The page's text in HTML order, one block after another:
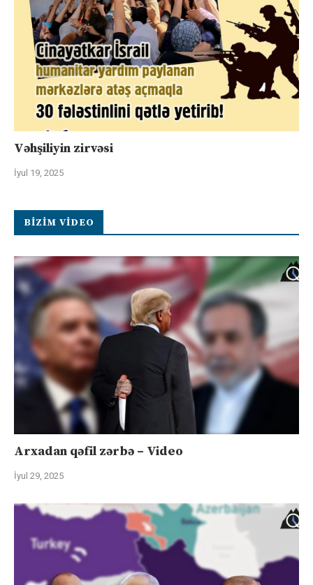
Vəhşiliyin zirvəsi
İyul 19, 2025
BIZIM VIDEO
Arxadan qəfil zərbə – Video
İyul 29, 2025